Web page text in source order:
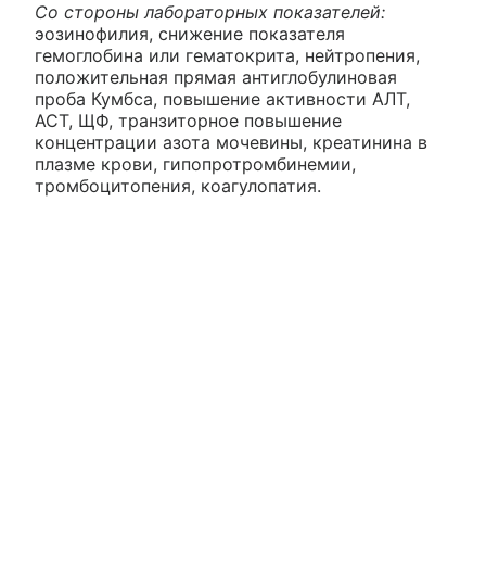
Со стороны лабораторных показателей:
эозинофилия, снижение показателя
гемоглобина или гематокрита, нейтропения,
положительная прямая антиглобулиновая
проба Кумбса, повышение активности АЛТ,
ACT, ЩФ, транзиторное повышение
концентрации азота мочевины, креатинина в
плазме крови, гипопротромбинемии,
тромбоцитопения, коагулопатия.